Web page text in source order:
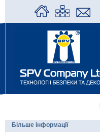
Більше інформації